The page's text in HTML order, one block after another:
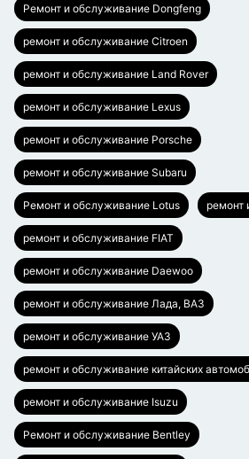
Ремонт и обслуживание Dongfeng
ремонт и обслуживание Citroen
ремонт и обслуживание Land Rover
ремонт и обслуживание Lexus
ремонт и обслуживание Porsche
ремонт и обслуживание Subaru
Ремонт и обслуживание Lotus ремонт
ремонт и обслуживание FIAT
ремонт и обслуживание Daewoo
ремонт и обслуживание Лада, ВАЗ
ремонт и обслуживание УАЗ
ремонт и обслуживание китайских
ремонт и обслуживание Isuzu
Ремонт и обслуживание Bentley